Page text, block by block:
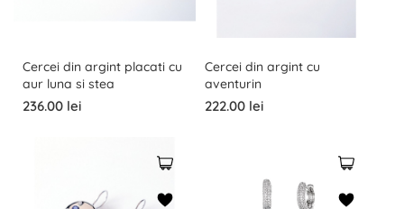
Cercei din argint placati cu
aur luna si stea
236.00 lei
Cercei din argint cu
aventurin
222.00 lei